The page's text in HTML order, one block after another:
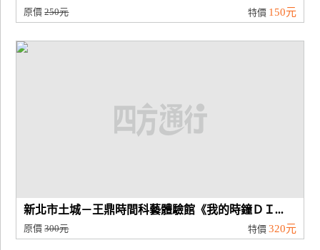
品
原價250元 特價 150元
新北市土城－王鼎時間科藝體驗館《我的時鐘ＤＩ...
原價300元 特價 320元